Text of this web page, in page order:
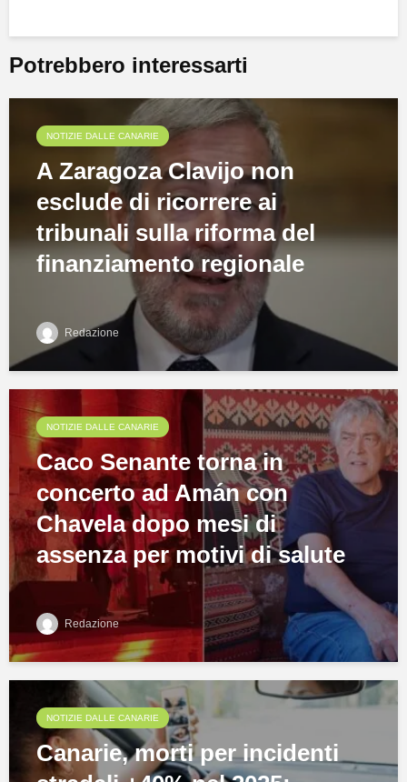
Potrebbero interessarti
NOTIZIE DALLE CANARIE
A Zaragoza Clavijo non
esclude di ricorrere ai
tribunali sulla riforma del
finanziamento regionale
Redazione
NOTIZIE DALLE CANARIE
Caco Senante torna in
concerto ad Amán con
Chavela dopo mesi di
assenza per motivi di salute
Redazione
NOTIZIE DALLE CANARIE
Canarie, morti per incidenti